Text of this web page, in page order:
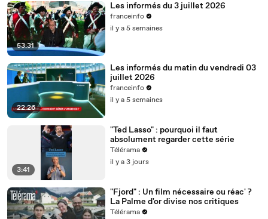
53:31
Les informés du 3 juillet 2026
franceinfo
il y a 5 semaines
22:26
Les informés du matin du vendredi 03
juillet 2026
franceinfo
il y a 5 semaines
3:41
"Ted Lasso" : pourquoi il faut
absolument regarder cette série
Télérama
il y a 3 jours
"Fjord" : Un film nécessaire ou réac' ?
La Palme d'or divise nos critiques
Télérama